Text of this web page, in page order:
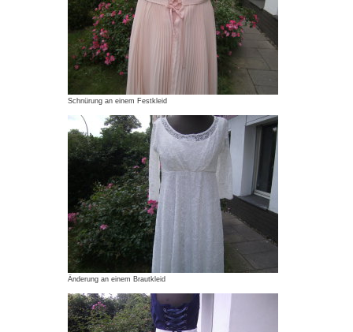
Schnürung an einem Festkleid
Änderung an einem Brautkleid